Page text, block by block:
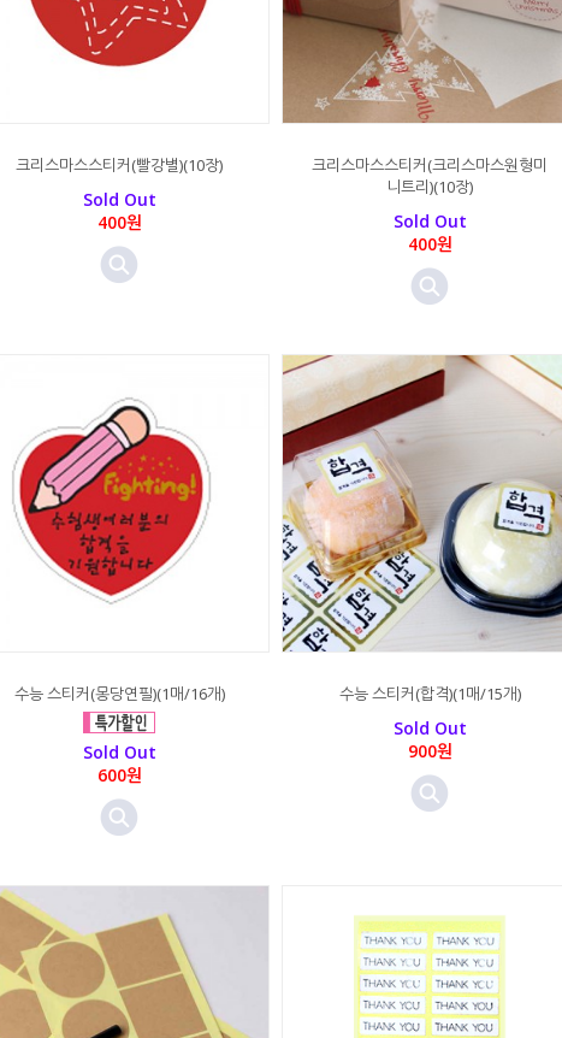
크리스마스스티커(빨강별)(10장)
Sold Out
400원
크리스마스스티커(크리스마스원형미
니트리)(10장)
Sold Out
400원
수능 스티커(몽당연필)(1매/16개)
Sold Out
600원
수능 스티커(합격)(1매/15개)
Sold Out
900원